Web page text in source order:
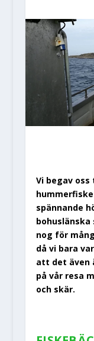
Vi begav
hummerfiske
spännande
nog för
då vi bara
att det även
på vår resa
och skär.